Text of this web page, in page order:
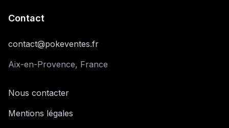
Contact
contact@pokeventes.fr
Aix-en-Provence, France
Nous contacter
Mentions légales